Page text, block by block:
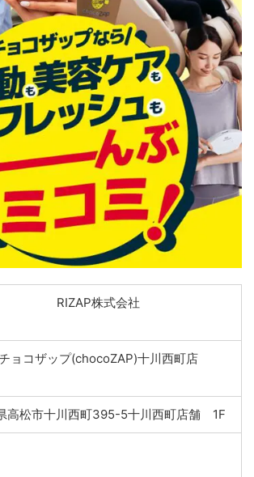
RIZAP株式会社
ョコザップ(chocoZAP)十川西町店
高松市十川西町395-5十川西町店舗 1F